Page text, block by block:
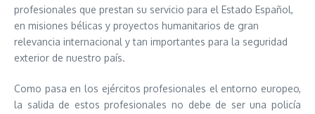
profesionales que prestan su servicio para el Estado Español,
en misiones bélicas y proyectos humanitarios de gran
relevancia internacional y tan importantes para la seguridad
exterior de nuestro país.
Como pasa en los ejércitos profesionales el entorno europeo,
la salida de estos profesionales no debe de ser una policía